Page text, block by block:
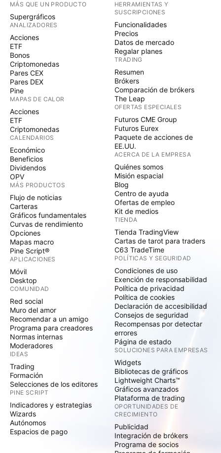
MÁS QUE UN PRODUCTO
Supergráficos
ANALIZADORES
Acciones
ETF
Bonos
Criptomonedas
Pares CEX
Pares DEX
Pine
MAPAS DE CALOR
Acciones
ETF
Criptomonedas
CALENDARIOS
Económico
Beneficios
Dividendos
OPV
MÁS PRODUCTOS
Flujo de noticias
Carteras
Gráficos fundamentales
Curvas de rendimiento
Opciones
Mapas macro
Pine Script®
APLICACIONES
Móvil
Desktop
COMUNIDAD
Red social
Muro del amor
Recomendar a un amigo
Programa para creadores
Normas internas
Moderadores
IDEAS
Trading
Formación
Selecciones de los editores
PINE SCRIPT
Indicadores y estrategias
Wizards
Autónomos
Espacios de pago
HERRAMIENTAS Y
SUSCRIPCIONES
Funcionalidades
Precios
Datos de mercado
Regalar planes
TRADING
Resumen
Brókers
Comparación de brókers
The Leap
OFERTAS ESPECIALES
Futuros CME Group
Futuros Eurex
Paquete de acciones de
EE.UU.
ACERCA DE LA EMPRESA
Quiénes somos
Misión espacial
Blog
Centro de ayuda
Ofertas de empleo
Kit de medios
TIENDA
Tienda TradingView
Cartas de tarot para traders
C63 TradeTime
POLÍTICAS Y SEGURIDAD
Condiciones de uso
Exención de responsabilidad
Política de privacidad
Política de cookies
Declaración de accesibilidad
Consejos de seguridad
Recompensas por detectar
errores
Página de estado
SOLUCIONES PARA EMPRESAS
Widgets
Bibliotecas de gráficos
Lightweight Charts™
Gráficos avanzados
Plataforma de trading
OPORTUNIDADES DE
CRECIMIENTO
Publicidad
Integración de brókers
Programa de socios